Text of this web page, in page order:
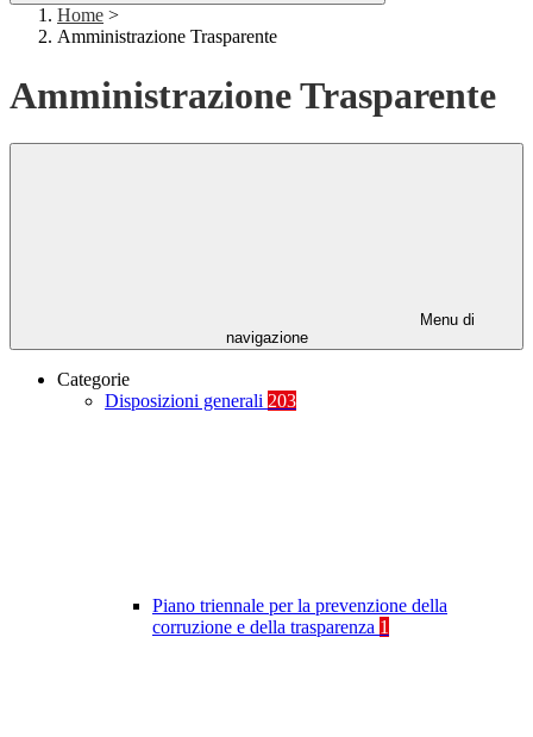
Home >
Amministrazione Trasparente
Amministrazione Trasparente
Menu di
navigazione
Categorie
Disposizioni generali 203
Piano triennale per la prevenzione della
corruzione e della trasparenza 1